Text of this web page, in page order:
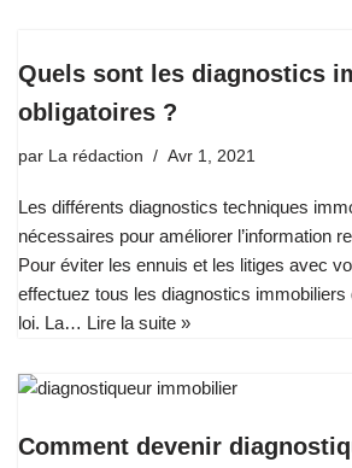
Quels sont les diagnostics
obligatoires ?
par La rédaction Avr 1, 2021
Les différents diagnostics techniques
nécessaires pour améliorer l’information
Pour éviter les ennuis et les litiges avec
effectuez tous les diagnostics
loi. La… Lire la suite »
Comment devenir